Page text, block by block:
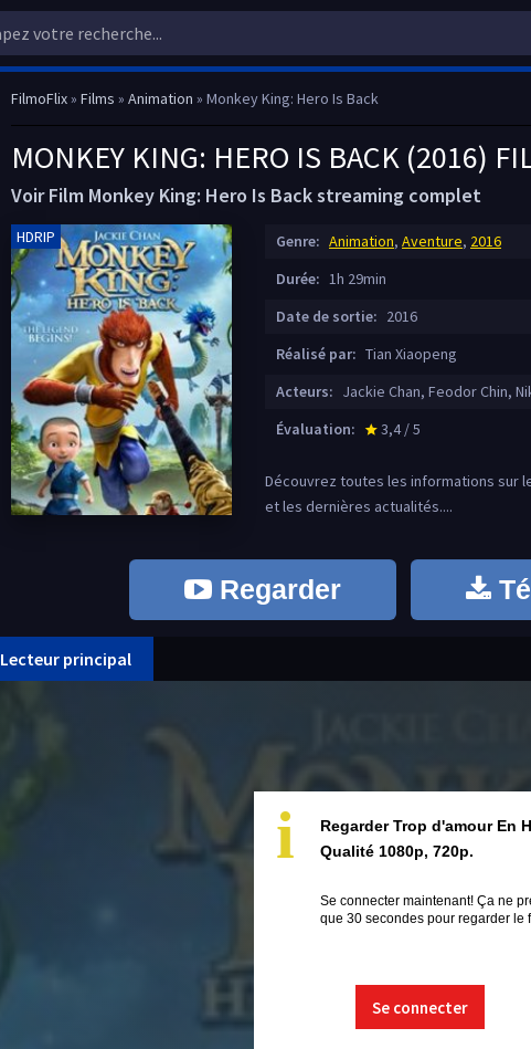
FilmoFlix» Films » Animation » Monkey King: Hero Is Back
MONKEY KING: HERO IS BACK (2016)
Voir Film Monkey King: Hero Is Back streaming complet
HDRIP Genre: Animation, Aventure, 2016
Durée: 1h 29min
Date de sortie: 2016
Réalisé par: Tian Xiaopeng
Acteurs: Jackie Chan, Feodor Chin,
Évaluation:
star_rate
3,4 / 5
Découvrez toutes les informations sur
et les dernières actualités....
Regarder
Lecteur principal
i
Regarder Trop d'amour En
Qualité 1080p, 720p.
Se connecter maintenant! Ça ne
que 30 secondes pour regarder le
Se connecter